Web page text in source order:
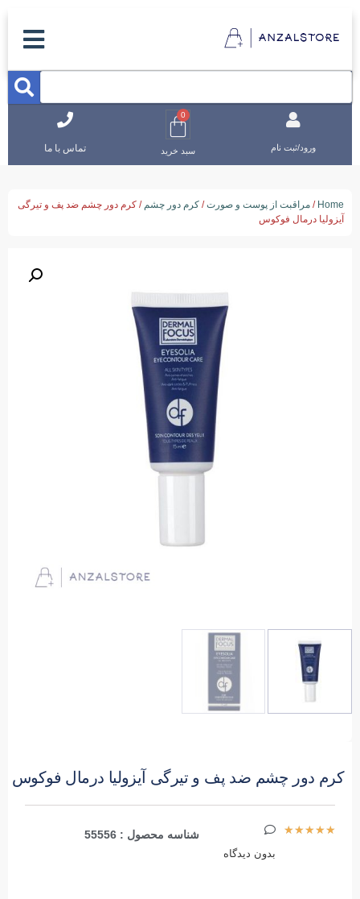
ورود/ثبت نام
0
سبد خرید تماس با ما
Home
/ مراقبت از پوست و صورت/ کرم دور چشم / کرم دور چشم ضد پف و تیرگی
آیزولیا درمال فوکوس
کرم دور چشم ضد پف و تیرگی آیزولیا درمال فوکوس
★
★
★
★
★
بدون دیدگاه
شناسه محصول : 55556